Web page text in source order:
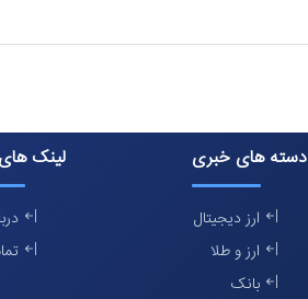
دسته های خبری
ارز دیجیتال
ارز و طلا
بانک
لینک